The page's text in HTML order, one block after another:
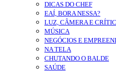
DICAS DO CHEF
EAÍ, BORA NESSA?
LUZ, CÂMERA E
MÚSICA
NEGÓCIOS E
NA TELA
CHUTANDO O BALDE
SAÚDE